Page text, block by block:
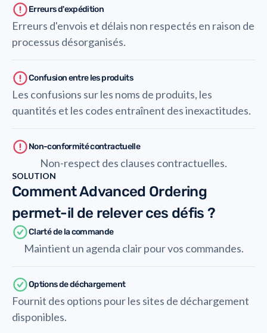
Erreurs d'expédition
Erreurs d'envois et délais non respectés en raison de
processus désorganisés.
Confusion entre les produits
Les confusions sur les noms de produits, les
quantités et les codes entraînent des inexactitudes.
Non-conformité contractuelle
Non-respect des clauses contractuelles.
SOLUTION
Comment Advanced Ordering
permet-il de relever ces défis ?
Clarté de la commande
Maintient un agenda clair pour vos commandes.
Options de déchargement
Fournit des options pour les sites de déchargement
disponibles.